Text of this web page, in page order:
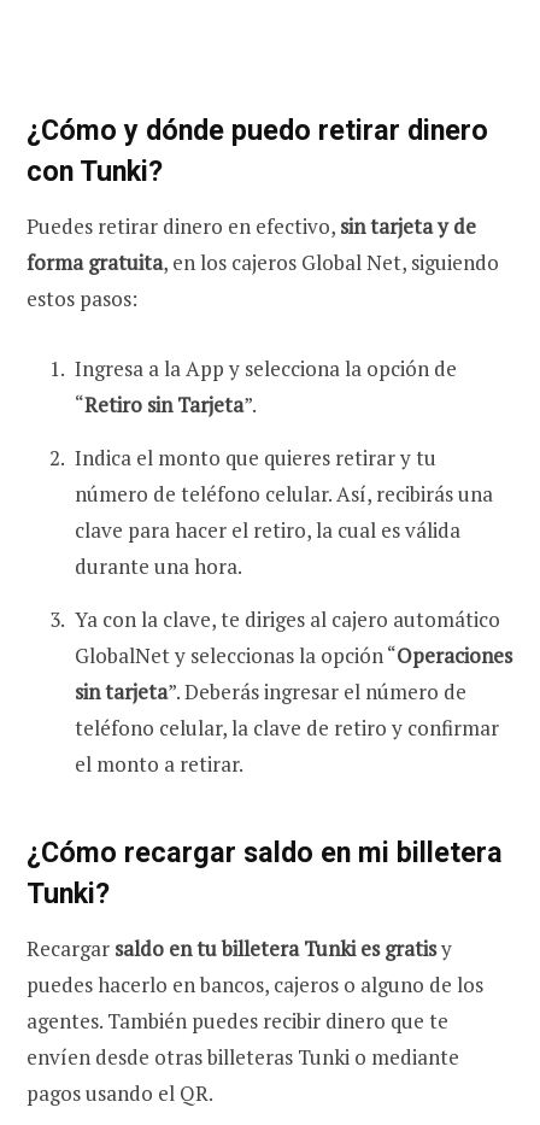
¿Cómo y dónde puedo retirar dinero
con Tunki?
Puedes retirar dinero en efectivo, sin tarjeta y de
forma gratuita, en los cajeros Global Net, siguiendo
estos pasos:
Ingresa a la App y selecciona la opción de
“Retiro sin Tarjeta”.
Indica el monto que quieres retirar y tu
número de teléfono celular. Así, recibirás una
clave para hacer el retiro, la cual es válida
durante una hora.
Ya con la clave, te diriges al cajero automático
GlobalNet y seleccionas la opción “Operaciones
sin tarjeta”. Deberás ingresar el número de
teléfono celular, la clave de retiro y confirmar
el monto a retirar.
¿Cómo recargar saldo en mi billetera
Tunki?
Recargar saldo en tu billetera Tunki es gratisy
puedes hacerlo en bancos, cajeros o alguno de los
agentes. También puedes recibir dinero que te
envíen desde otras billeteras Tunki o mediante
pagos usando el QR.